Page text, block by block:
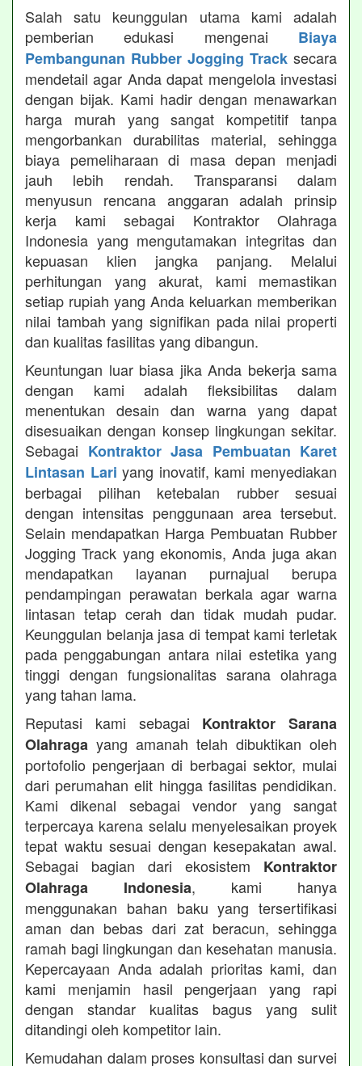
Salah satu keunggulan utama kami adalah
pemberian edukasi mengenai Biaya
Pembangunan Rubber Jogging Track secara
mendetail agar Anda dapat mengelola investasi
dengan bijak. Kami hadir dengan menawarkan
harga murah yang sangat kompetitif tanpa
mengorbankan durabilitas material, sehingga
biaya pemeliharaan di masa depan menjadi
jauh lebih rendah. Transparansi dalam
menyusun rencana anggaran adalah prinsip
kerja kami sebagai Kontraktor Olahraga
Indonesia yang mengutamakan integritas dan
kepuasan klien jangka panjang. Melalui
perhitungan yang akurat, kami memastikan
setiap rupiah yang Anda keluarkan memberikan
nilai tambah yang signifikan pada nilai properti
dan kualitas fasilitas yang dibangun.
Keuntungan luar biasa jika Anda bekerja sama
dengan kami adalah fleksibilitas dalam
menentukan desain dan warna yang dapat
disesuaikan dengan konsep lingkungan sekitar.
Sebagai Kontraktor Jasa Pembuatan Karet
Lintasan Lari yang inovatif, kami menyediakan
berbagai pilihan ketebalan rubber sesuai
dengan intensitas penggunaan area tersebut.
Selain mendapatkan Harga Pembuatan Rubber
Jogging Track yang ekonomis, Anda juga akan
mendapatkan layanan purnajual berupa
pendampingan perawatan berkala agar warna
lintasan tetap cerah dan tidak mudah pudar.
Keunggulan belanja jasa di tempat kami terletak
pada penggabungan antara nilai estetika yang
tinggi dengan fungsionalitas sarana olahraga
yang tahan lama.
Reputasi kami sebagai Kontraktor Sarana
Olahraga yang amanah telah dibuktikan oleh
portofolio pengerjaan di berbagai sektor, mulai
dari perumahan elit hingga fasilitas pendidikan.
Kami dikenal sebagai vendor yang sangat
terpercaya karena selalu menyelesaikan proyek
tepat waktu sesuai dengan kesepakatan awal.
Sebagai bagian dari ekosistem Kontraktor
Olahraga Indonesia, kami hanya
menggunakan bahan baku yang tersertifikasi
aman dan bebas dari zat beracun, sehingga
ramah bagi lingkungan dan kesehatan manusia.
Kepercayaan Anda adalah prioritas kami, dan
kami menjamin hasil pengerjaan yang rapi
dengan standar kualitas bagus yang sulit
ditandingi oleh kompetitor lain.
Kemudahan dalam proses konsultasi dan survei